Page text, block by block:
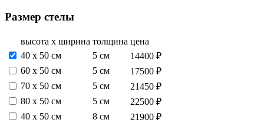
Размер стелы
высота х ширина толщина цена
40 х 50 см
5 см
14400 ₽
60 х 50 см
5 см
17500 ₽
70 х 50 см
5 см
21450 ₽
80 х 50 см
5 см
22500 ₽
40 х 50 см
8 см
21900 ₽